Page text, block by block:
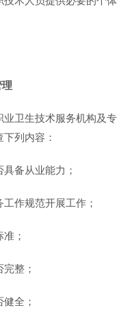
卫生技术服务机构及专
列内容：
备从业能力；
作规范开展工作；
；
整；
全；